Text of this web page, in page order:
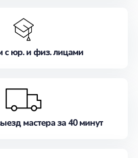
с юр. и физ. лицами
мастера за 40 минут